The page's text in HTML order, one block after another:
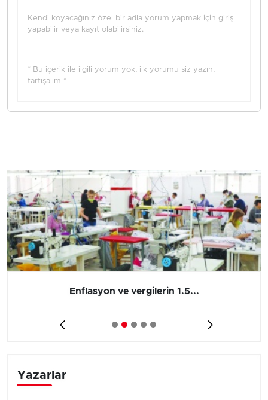
Kendi koyacağınız özel bir adla yorum yapmak için giriş
yapabilir veya kayıt olabilirsiniz.
* Bu içerik ile ilgili yorum yok, ilk yorumu siz yazın,
tartışalım *
Enflasyon ve vergilerin 1.5...
Yazarlar